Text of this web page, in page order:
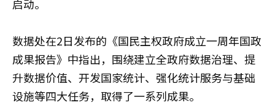
启动。
数据处在2日发布的《国民主权政府成立一周年国政
成果报告》中指出，围绕建立全政府数据治理、提
升数据价值、开发国家统计、强化统计服务与基础
设施等四大任务，取得了一系列成果。